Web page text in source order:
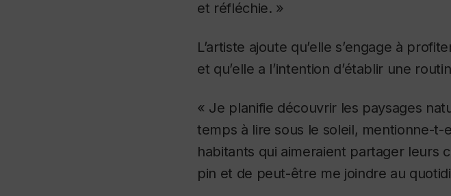
et réfléchie. »
L’artiste ajoute qu’elle s’engage à
et qu’elle a l’intention d’établir une
« Je planifie découvrir les paysages
temps à lire sous le soleil, mentionne-t-
habitants qui aimeraient partager leurs
pin et de peut-être me joindre au